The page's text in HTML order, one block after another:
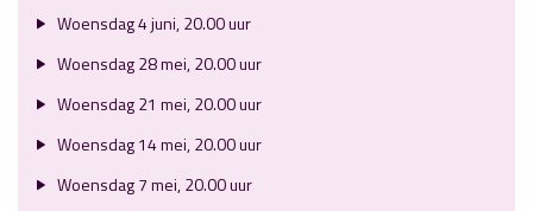
Woensdag 4 juni, 20.00 uur
Woensdag 28 mei, 20.00 uur
Woensdag 21 mei, 20.00 uur
Woensdag 14 mei, 20.00 uur
Woensdag 7 mei, 20.00 uur